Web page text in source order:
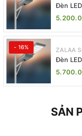
Đèn
One |
- 16% ZALAA
Đèn
One |
SẢN